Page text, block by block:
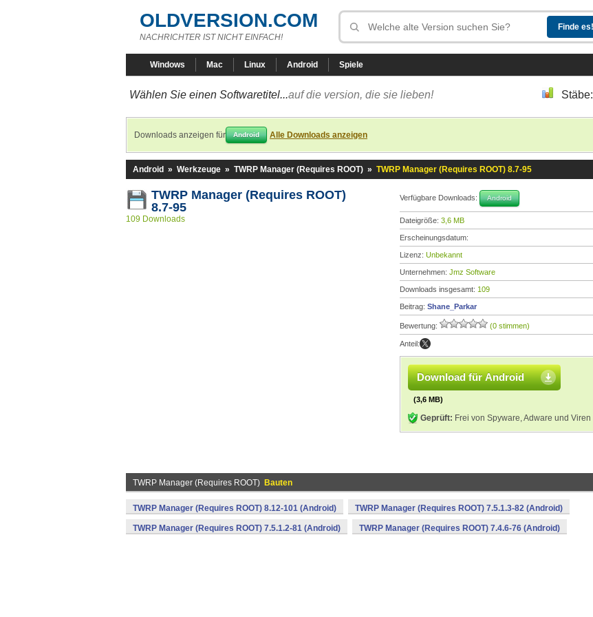
OLDVERSION.COM
NACHRICHTER IST NICHT EINFACH!
Windows Mac Linux Android Spiele
Wählen Sie einen Softwaretitel...auf die version, die sie lieben! Stäbe:
Downloads anzeigen für Android Alle Downloads anzeigen
Android » Werkzeuge » TWRP Manager (Requires ROOT) » TWRP Manager (Requires ROOT) 8.7-95
TWRP Manager (Requires ROOT)
8.7-95
109 Downloads
Verfügbare Downloads: Android
Dateigröße: 3,6 MB
Erscheinungsdatum:
Lizenz: Unbekannt
Unternehmen: Jmz Software
Downloads insgesamt: 109
Beitrag: Shane_Parkar
Bewertung: (0 stimmen)
Anteil:
Download für Android
(3,6 MB)
Geprüft: Frei von Spyware, Adware und Viren
TWRP Manager (Requires ROOT) Bauten
TWRP Manager (Requires ROOT) 8.12-101 (Android) TWRP Manager (Requires ROOT) 7.5.1.3-82 (Android)
TWRP Manager (Requires ROOT) 7.5.1.2-81 (Android) TWRP Manager (Requires ROOT) 7.4.6-76 (Android)